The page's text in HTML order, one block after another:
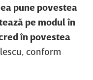
pune povestea
pe modul în
în povestea
conform